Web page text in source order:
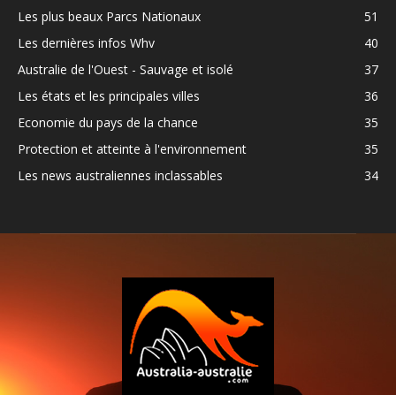
Les plus beaux Parcs Nationaux
51
Les dernières infos Whv
40
Australie de l'Ouest - Sauvage et isolé
37
Les états et les principales villes
36
Economie du pays de la chance
35
Protection et atteinte à l'environnement
35
Les news australiennes inclassables
34